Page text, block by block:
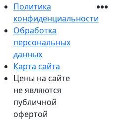
Политика
конфиденциальности
Обработка
персональных
данных
Карта сайта
Цены на сайте
не являются
публичной
офертой